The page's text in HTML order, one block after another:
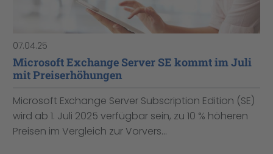
07.04.25
Microsoft Exchange Server SE kommt im Juli
mit Preiserhöhungen
Microsoft Exchange Server Subscription Edition (SE)
wird ab 1. Juli 2025 verfügbar sein, zu 10 % höheren
Preisen im Vergleich zur Vorvers...